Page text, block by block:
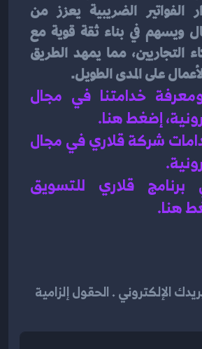
على المدى الطويل.
إضغط هنا.
شركة قلاري في
.
هنا.
الإلكتروني . الحقول إلزامية